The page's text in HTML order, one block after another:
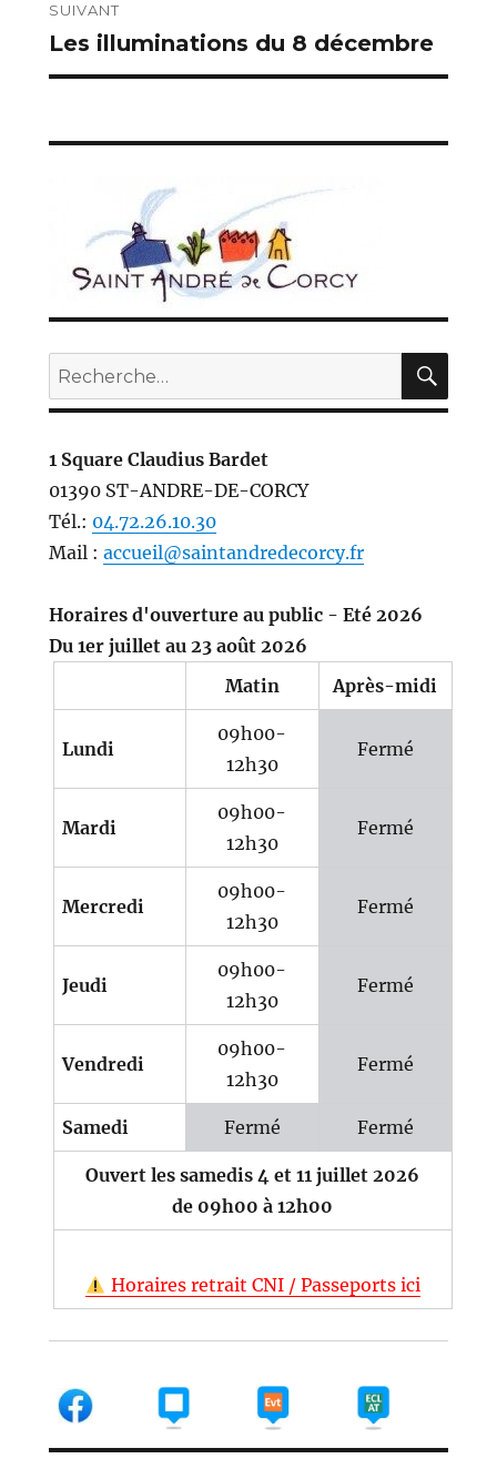
SUIVANT
Publication
suivante :
Les illuminations du 8 décembre
Recherche
pour :
1 Square Claudius Bardet
01390 ST-ANDRE-DE-CORCY
Tél.: 04.72.26.10.30
Mail : accueil@saintandredecorcy.fr
Horaires d'ouverture au public - Eté 2026
Du 1er juillet au 23 août 2026
Matin
Après-midi
Lundi
09h00-
12h30
Fermé
Mardi
09h00-
12h30
Fermé
Mercredi
09h00-
12h30
Fermé
Jeudi
09h00-
12h30
Fermé
Vendredi
09h00-
12h30
Fermé
Samedi Fermé Fermé
Ouvert les samedis 4 et 11 juillet 2026
de 09h00 à 12h00
Horaires retrait CNI / Passeports ici